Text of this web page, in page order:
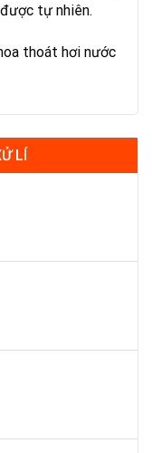
tự nhiên.
thoát hơi nước
LÍ